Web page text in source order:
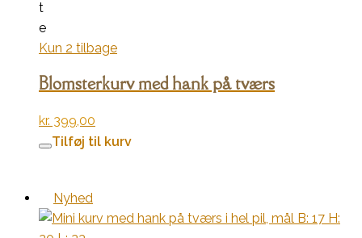
t
e
Kun 2 tilbage
Blomsterkurv med hank på tværs
kr. 399,00
Tilføj til kurv
Nyhed